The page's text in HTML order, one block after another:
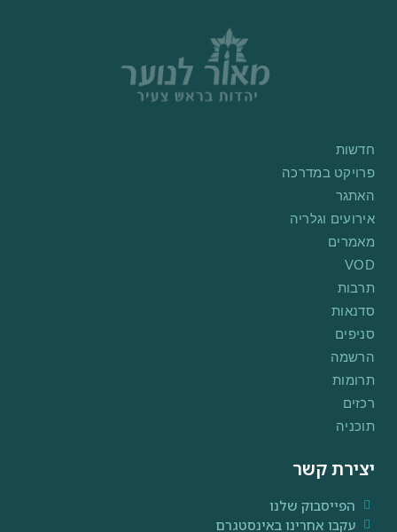
חדשות
פרויקט במדרכה
האתגר
אירועים וגלריה
מאמרים
VOD
תרבות
סדנאות
סניפים
הרשמה
תרומות
רכזים
תוכניה
יצירת קשר
הפייסבוק שלנו
עקבו אחרינו באינסטגרם